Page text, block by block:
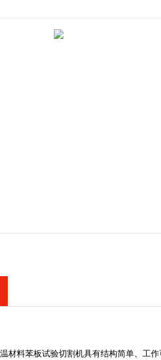
材料苯板试验切割机具有结构简单、工